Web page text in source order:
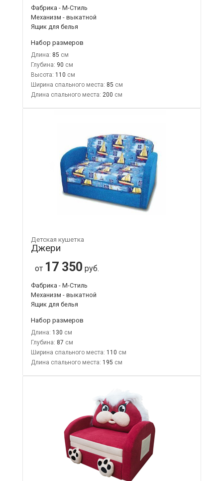
Фабрика - М-Стиль
Механизм - выкатной
Ящик для белья
Набор размеров
Длина: 85
Глубина: 90
Высота: 110
Ширина спального места: 85
Длина спального места: 200
Детская кушетка
Джери
от 17 350 руб.
Фабрика - М-Стиль
Механизм - выкатной
Ящик для белья
Набор размеров
Длина: 130
Глубина: 87
Ширина спального места: 110
Длина спального места: 195